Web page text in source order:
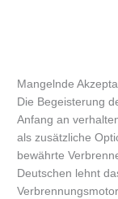
Mangelnde
Die Begeisterung
Anfang an
als zusätzliche
bewährte
Deutschen lehnt